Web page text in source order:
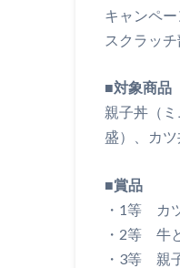
キャンペ
スクラッ
■対象商品
親子丼（
盛）、カツ
■賞品
・1等 カ
・2等 牛
・3等 親